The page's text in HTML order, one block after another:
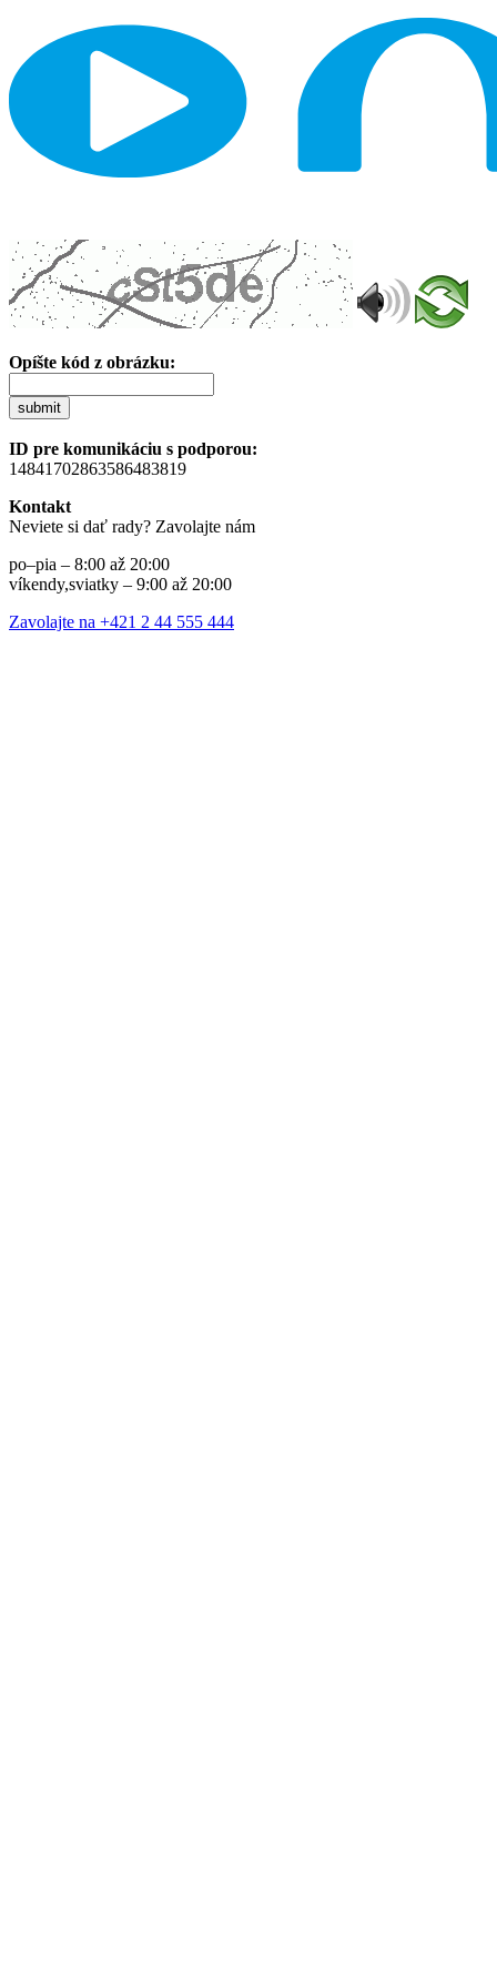
Opíšte kód z obrázku:
submit
ID pre komunikáciu s podporou:
14841702863586483819
Kontakt
Neviete si dať rady? Zavolajte nám
po–pia – 8:00 až 20:00
víkendy,sviatky – 9:00 až 20:00
Zavolajte na +421 2 44 555 444